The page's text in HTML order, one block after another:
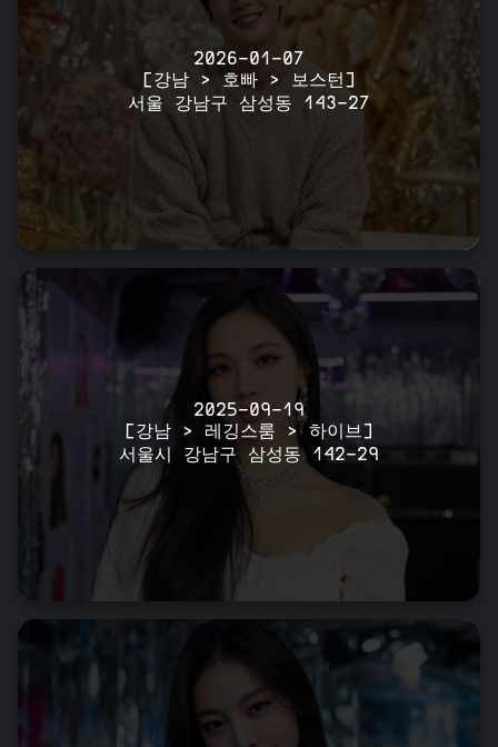
2026-01-07
[강남 > 호빠 > 보스턴]
서울 강남구 삼성동 143-27
2025-09-19
[강남 > 레깅스룸 > 하이브]
서울시 강남구 삼성동 142-29